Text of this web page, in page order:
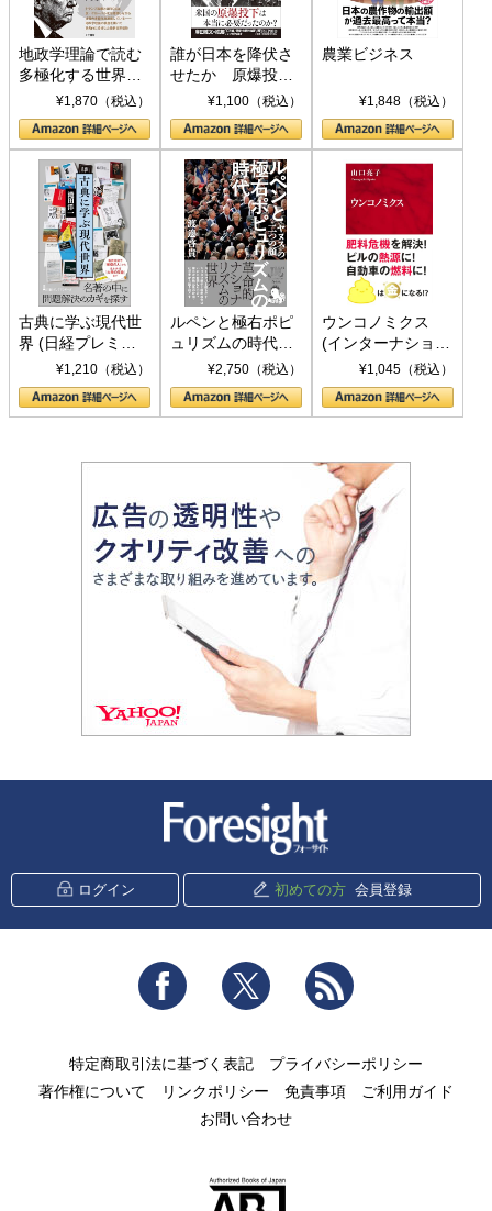
地政学理論で読む
多極化する世界：
トランプとBRICS
の挑戦
¥1,870（税込）
誰が日本を降伏さ
せたか 原爆投
下、ソ連参戦、そ
して聖断 (PHP新
書)
¥1,100（税込）
農業ビジネス
¥1,848（税込）
古典に学ぶ現代世
界 (日経プレミア
シリーズ)¥1,210（税込）
ルペンと極右ポピ
ュリズムの時代：
〈ヤヌス〉の二つ
の顔
¥2,750（税込）
ウンコノミクス
(インターナショナ
ル新書)¥1,045（税込）
ログイン 初めての方 会員登録
Facebook Twitter
特定商取引法に基づく表記
プライバシーポリシー
著作権について
リンクポリシー 免責事項
ご利用ガイド
お問い合わせ